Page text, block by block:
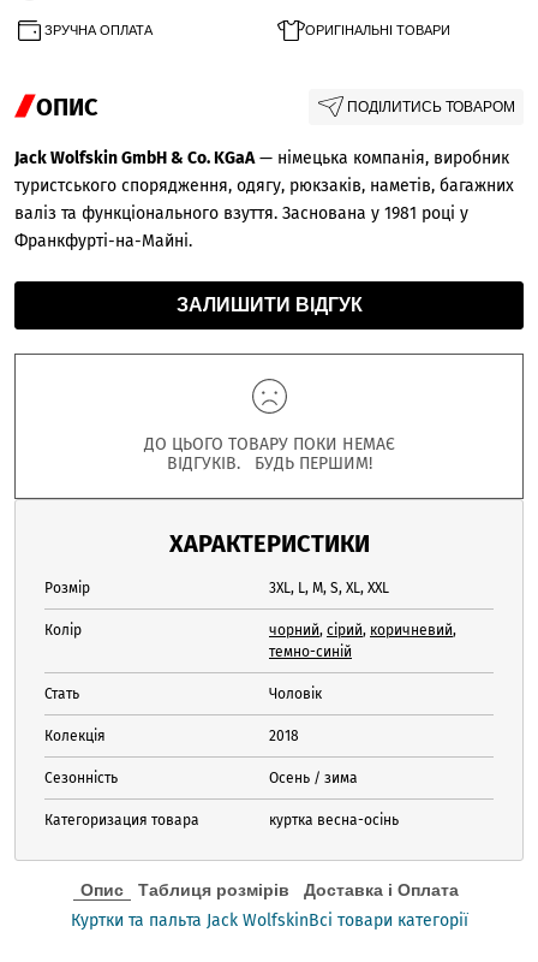
ЗРУЧНА ОПЛАТА ОРИГІНАЛЬНІ ТОВАРИ
ОПИС ПОДІЛИТИСЬ ТОВАРОМ
Jack Wolfskin GmbH & Co. KGaA— німецька компанія, виробник
туристського спорядження, одягу, рюкзаків, наметів, багажних
валіз та функціонального взуття. Заснована у 1981 році у
Франкфурті-на-Майні.
ЗАЛИШИТИ ВІДГУК
ДО ЦЬОГО ТОВАРУ ПОКИ НЕМАЄ
ВІДГУКІВ. БУДЬ ПЕРШИМ!
ХАРАКТЕРИСТИКИ
Розмір 3XL, L, M, S, XL, XXL
Колір чорний, сірий, коричневий,
темно-синій
Стать Чоловік
Колекція 2018
Сезонність Осень / зима
Категоризация товара куртка весна-осінь
Опис Таблиця розмірів Доставка і Оплата
Куртки та пальта Jack WolfskinВсі товари категорії